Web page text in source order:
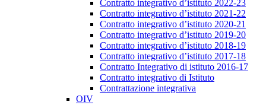
Contratto integrativo d’istituto 2022-23
Contratto integrativo d’istituto 2021-22
Contratto integrativo d’istituto 2020-21
Contratto integrativo d’istituto 2019-20
Contratto integrativo d’istituto 2018-19
Contratto integrativo d’istituto 2017-18
Contratto Integrativo di istituto 2016-17
Contratto integrativo di Istituto
Contrattazione integrativa
OIV